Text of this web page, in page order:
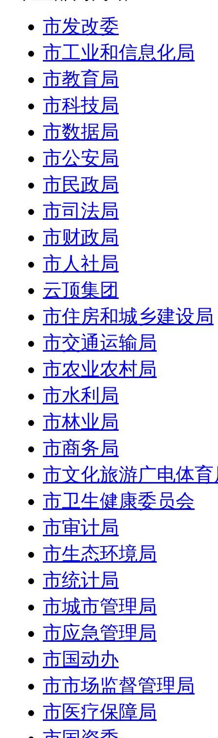
市发改委
市工业和信息化局
市教育局
市科技局
市数据局
市公安局
市民政局
市司法局
市财政局
市人社局
云顶集团
市住房和城乡建设局
市交通运输局
市农业农村局
市水利局
市林业局
市商务局
市文化旅游广电体育
市卫生健康委员会
市审计局
市生态环境局
市统计局
市城市管理局
市应急管理局
市国动办
市市场监督管理局
市医疗保障局